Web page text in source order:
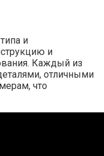
и
и
Каждый из
отличными
что